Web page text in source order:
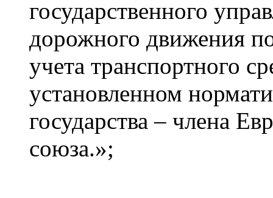
государственного
дорожного движения
учета транспортного
установленном
государства – члена
союза.»;